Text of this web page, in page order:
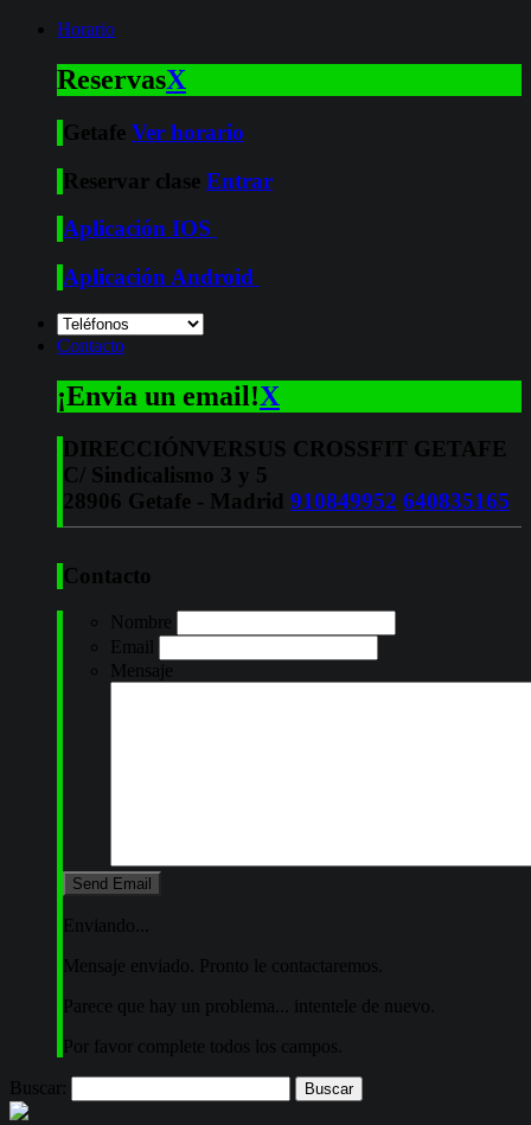
Horario
ReservasX
Getafe Ver horario
Reservar clase Entrar
Aplicación IOS
Aplicación Android
Contacto
¡Envia un email!X
DIRECCIÓNVERSUS CROSSFIT GETAFE
C/ Sindicalismo 3 y 5
28906 Getafe - Madrid 910849952 640835165
Contacto
Nombre
Email
Mensaje
Enviando...
Mensaje enviado. Pronto le contactaremos.
Parece que hay un problema... intentele de nuevo.
Por favor complete todos los campos.
Buscar: